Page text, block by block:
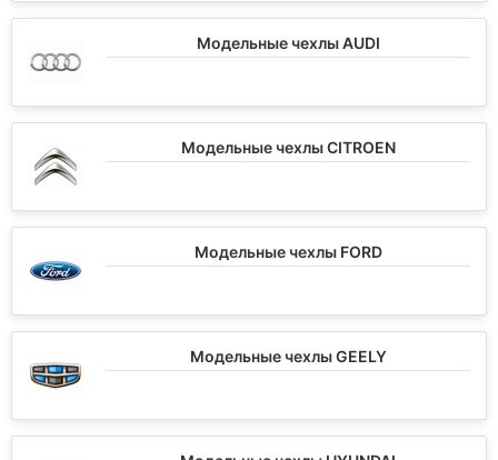
Модельные чехлы AUDI
Модельные чехлы CITROEN
Модельные чехлы FORD
Модельные чехлы GEELY